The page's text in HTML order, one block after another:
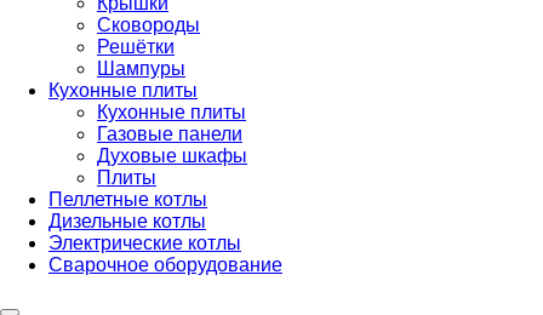
Сковороды
Решётки
Шампуры
Кухонные плиты
Кухонные плиты
Газовые панели
Духовые шкафы
Плиты
Пеллетные котлы
Дизельные котлы
Электрические котлы
Сварочное оборудование